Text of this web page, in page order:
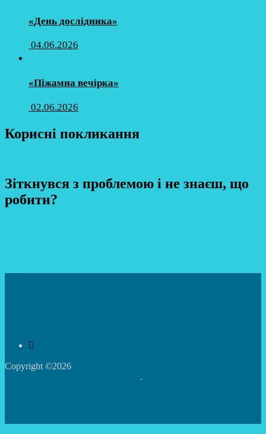
«День дослідника»
04.06.2026
«Піжамна вечірка»
02.06.2026
Корисні покликання
Зіткнувся з проблемою і не знаєш, що
робити?
Copyright ©2026
.